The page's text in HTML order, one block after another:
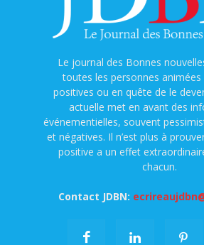
Le journal des Bonnes
toutes les personnes animées
positives ou en quête de le
actuelle met en avant des
événementielles, souvent
et négatives. Il n’est plus à
positive a un effet
chacun.
Contact JDBN: